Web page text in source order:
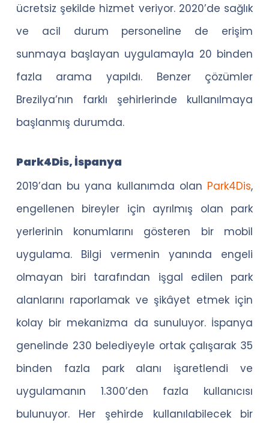
ücretsiz şekilde hizmet veriyor. 2020’de sağlık
ve acil durum personeline de erişim
sunmaya başlayan uygulamayla 20 binden
fazla arama yapıldı. Benzer çözümler
Brezilya’nın farklı şehirlerinde kullanılmaya
başlanmış durumda.
Park4Dis, İspanya
2019’dan bu yana kullanımda olan Park4Dis,
engellenen bireyler için ayrılmış olan park
yerlerinin konumlarını gösteren bir mobil
uygulama. Bilgi vermenin yanında engeli
olmayan biri tarafından işgal edilen park
alanlarını raporlamak ve şikâyet etmek için
kolay bir mekanizma da sunuluyor. İspanya
genelinde 230 belediyeyle ortak çalışarak 35
binden fazla park alanı işaretlendi ve
uygulamanın 1.300’den fazla kullanıcısı
bulunuyor. Her şehirde kullanılabilecek bir